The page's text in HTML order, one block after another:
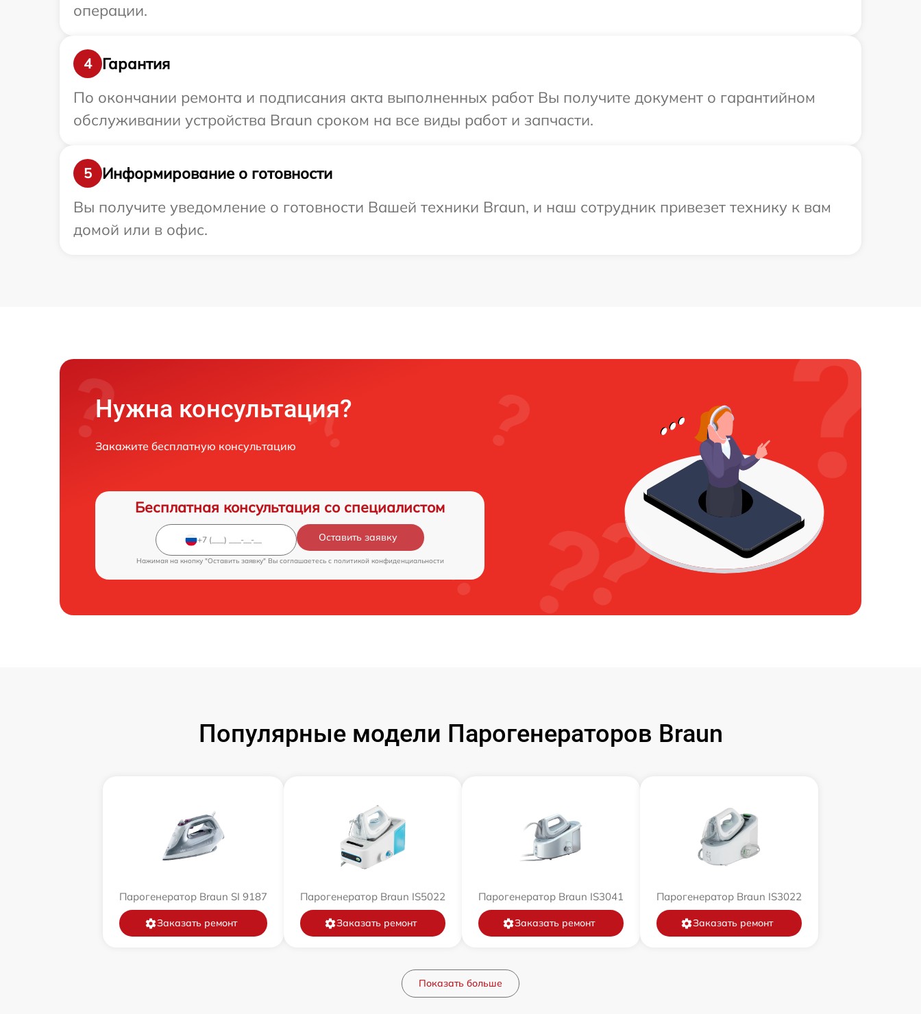
операции.
4
Гарантия
По окончании ремонта и подписания акта выполненных работ Вы получите документ о гарантийном
обслуживании устройства Braun сроком на все виды работ и запчасти.
5
Информирование о готовности
Вы получите уведомление о готовности Вашей техники Braun, и наш сотрудник привезет технику к вам
домой или в офис.
Нужна консультация?
Закажите бесплатную консультацию
Бесплатная консультация со специалистом
Оставить заявку
Нажимая на кнопку "Оставить заявку" Вы соглашаетесь c политикой конфиденциальности
Популярные модели Парогенераторов Braun
Парогенератор Braun SI 9187
Заказать ремонт
Парогенератор Braun IS5022
Заказать ремонт
Парогенератор Braun IS3041
Заказать ремонт
Парогенератор Braun IS3022
Заказать ремонт
Показать больше